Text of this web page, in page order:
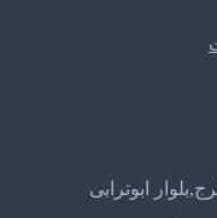
ابوترابی